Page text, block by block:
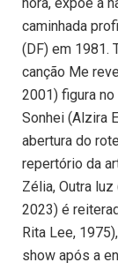
caminhada
(DF) em 1981.
canção Me
2001) figura no
Sonhei (Alzira
abertura do
repertório da
Zélia, Outra
2023) é
Rita Lee,
show após a